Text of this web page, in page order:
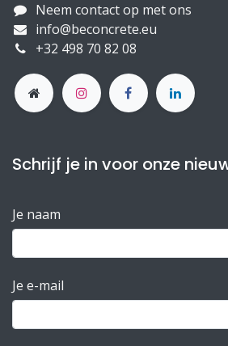
Neem contact op met ons
info@beconcrete.eu
+32 498 70 82 08
Schrijf je in voor onze
Je naam
Je e-mail